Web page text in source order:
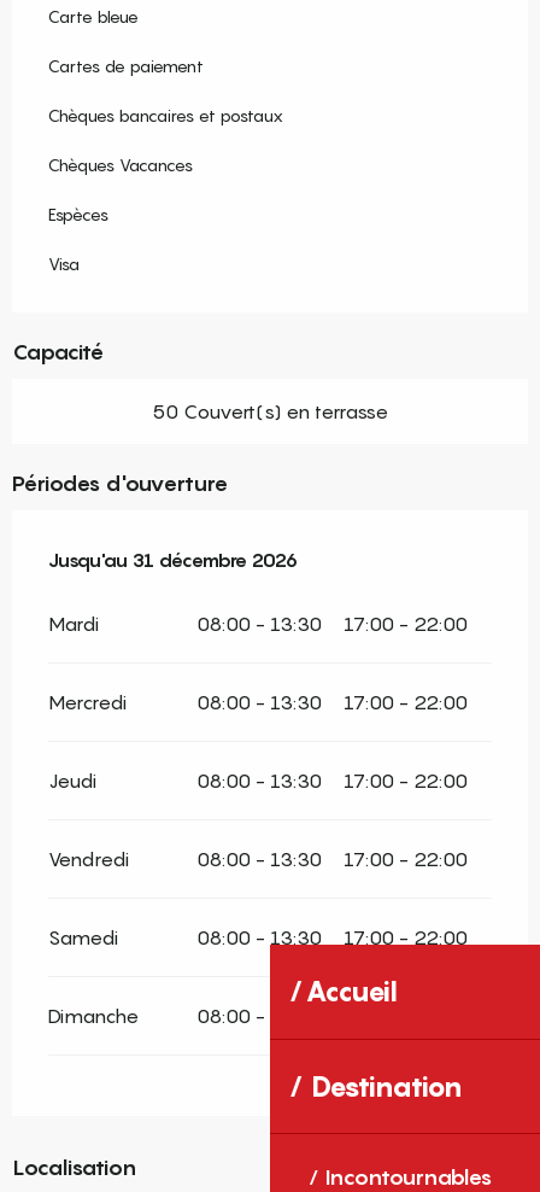
Accueil
Destination
Incontournables
Carte bleue
Cartes de paiement
Chèques bancaires et postaux
Chèques Vacances
Espèces
Visa
Capacité
50 Couvert(s) en terrasse
Périodes d'ouverture
Du2 janvier 2026au31 décembre 2026
Jusqu'au 31 décembre 2026
Mardi 08:00 - 13:30 17:00 - 22:00
Mercredi 08:00 - 13:30 17:00 - 22:00
Jeudi 08:00 - 13:30 17:00 - 22:00
Vendredi 08:00 - 13:30 17:00 - 22:00
Samedi 08:00 - 13:30 17:00 - 22:00
Dimanche 08:00 - 13:30
Localisation